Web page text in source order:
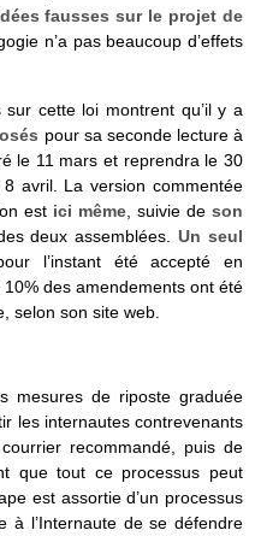
fausses sur le projet de
n’a pas beaucoup d’effets
cette loi montrent qu’il y a
pour sa seconde lecture à
le 11 mars et reprendra le 30
avril. La version commentée
est ici même, suivie deson
deux assemblées.Un seul
l’instant été accepté en
des amendements ont été
selon son site web.
mesures de riposte graduée
les internautes contrevenants
recommandé, puis de
que tout ce processus peut
est assortie d’un processus
à l’Internaute de se défendre